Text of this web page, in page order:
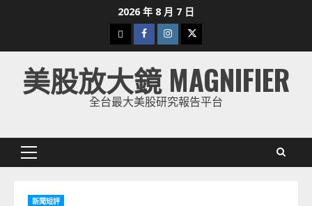
2026 年 8 月 7 日
下
載
美
股
Facebook
Instagram
Twitter
美股放大鏡 MAGNIFIER
全台最大美股研究報告平台
Primary
新聞短評